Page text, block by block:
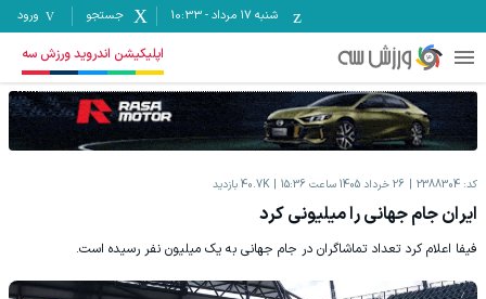
شنبه ۱۷ مرداد -
10:33 جستجو ورود
اپلیکیشن اندروید ورزش سه
کد: 2388304 26 خرداد 1405 ساعت 15:36 40.7K بازدید
ایران جام جهانی را میلیونی کرد
فیفا اعلام کرد تعداد تماشاگران در جام جهانی به یک میلیون نفر رسیده است.